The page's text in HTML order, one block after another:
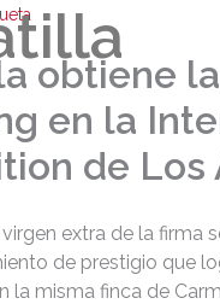
obtiene
en la
de Los
extra de la firma
de prestigio que
la misma finca de